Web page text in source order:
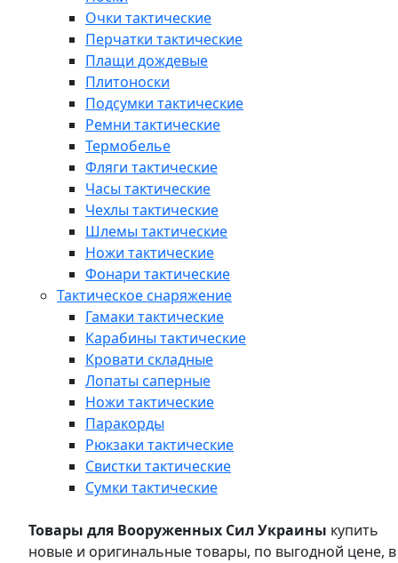
Очки тактические
Перчатки тактические
Плащи дождевые
Плитоноски
Подсумки тактические
Ремни тактические
Термобелье
Фляги тактические
Часы тактические
Чехлы тактические
Шлемы тактические
Ножи тактические
Фонари тактические
Тактическое снаряжение
Гамаки тактические
Карабины тактические
Кровати складные
Лопаты саперные
Ножи тактические
Паракорды
Рюкзаки тактические
Свистки тактические
Сумки тактические
Товары для Вооруженных Сил Украины купить
новые и оригинальные товары, по выгодной цене, в